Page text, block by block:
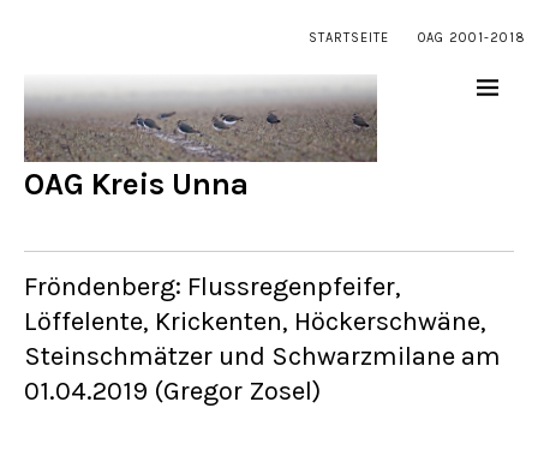
STARTSEITE OAG 2001-2018
OAG Kreis Unna
Fröndenberg: Flussregenpfeifer,
Löffelente, Krickenten, Höckerschwäne,
Steinschmätzer und Schwarzmilane am
01.04.2019 (Gregor Zosel)